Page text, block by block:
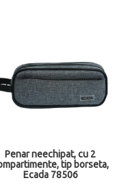
Penar neechipat, cu 2
tip borseta,
Ecada 78506